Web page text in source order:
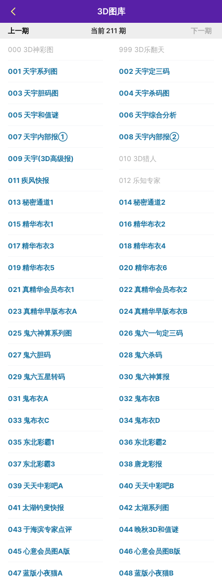
3D图库
上一期 当前 211 期 下一期
000 3D神彩图 999 3D乐翻天
001 天宇系列图 002 天宇定三码
003 天宇胆码图 004 天宇杀码图
005 天宇和值谜 006 天宇综合分析
007 天宇内部报① 008 天宇内部报②
009 天宇(3D高级报) 010 3D猎人
011 疾风快报 012 乐知专家
013 秘密通道1 014 秘密通道2
015 精华布衣1 016 精华布衣2
017 精华布衣3 018 精华布衣4
019 精华布衣5 020 精华布衣6
021 真精华会员布衣1 022 真精华会员布衣2
023 真精华早版布衣A 024 真精华早版布衣B
025 鬼六神算系列图 026 鬼六一句定三码
027 鬼六胆码 028 鬼六杀码
029 鬼六五星转码 030 鬼六神算报
031 鬼布衣A 032 鬼布衣B
033 鬼布衣C 034 鬼布衣D
035 东北彩霸1 036 东北彩霸2
037 东北彩霸3 038 唐龙彩报
039 天天中彩吧A 040 天天中彩吧B
041 太湖钓叟快报 042 太湖系列图
043 于海滨专家点评 044 晚秋3D和值谜
045 心意会员图A版 046 心意会员图B版
047 蓝版小夜猫A 048 蓝版小夜猫B